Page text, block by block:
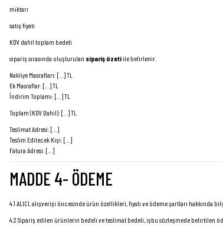
miktarı
satış fiyatı
KDV dahil toplam bedeli
sipariş sırasında oluşturulan sipariş özetiile belirlenir.
Nakliye Masrafları: […] TL
Ek Masraflar: […] TL
İndirim Toplamı: […] TL
Toplam (KDV Dahil): […] TL
Teslimat Adresi: […]
Teslim Edilecek Kişi: […]
Fatura Adresi: […]
MADDE 4- ÖDEME
4.1 ALICI, alışverişi öncesinde ürün özellikleri, fiyatı ve ödeme şartları hakkında
4.2 Sipariş edilen ürünlerin bedeli ve teslimat bedeli, işbu sözleşmede belirtilen